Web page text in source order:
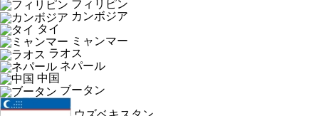
フィリピン
カンボジア
タイ
ミャンマー
ラオス
ネパール
中国
ブータン